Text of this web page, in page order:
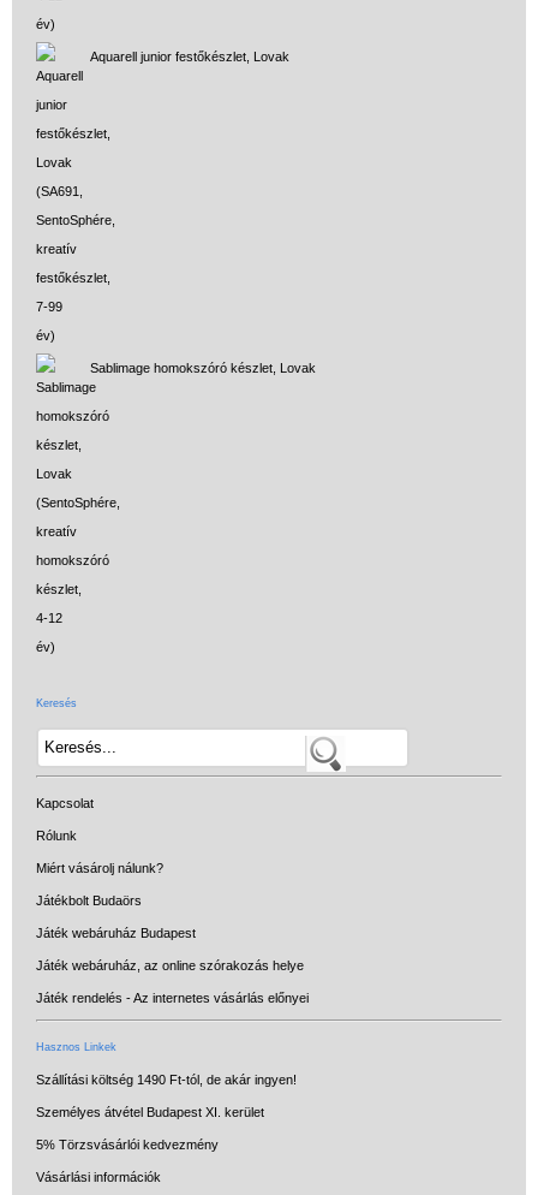
Aquarell junior festőkészlet, Lovak
Sablimage homokszóró készlet, Lovak
Keresés
Kapcsolat
Rólunk
Miért vásárolj nálunk?
Játékbolt Budaörs
Játék webáruház Budapest
Játék webáruház, az online szórakozás helye
Játék rendelés - Az internetes vásárlás előnyei
Hasznos Linkek
Szállítási költség 1490 Ft-tól, de akár ingyen!
Személyes átvétel Budapest XI. kerület
5% Törzsvásárlói kedvezmény
Vásárlási információk